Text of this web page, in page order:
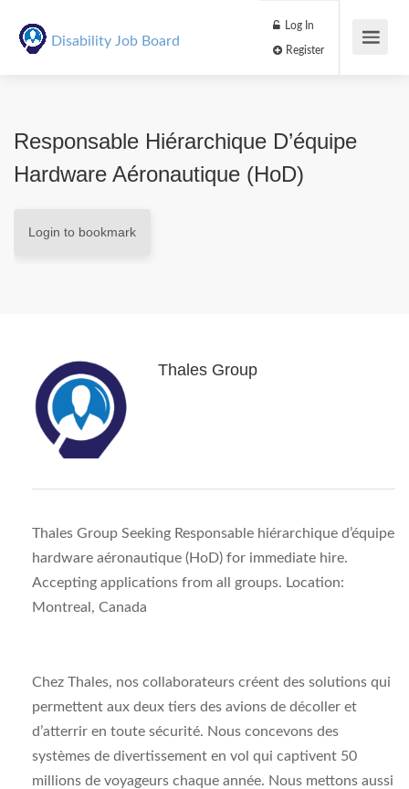
Disability Job Board
Log In
Responsable Hiérarchique D’équipe
Hardware Aéronautique (HoD)
Login to bookmark
Thales Group
Thales Group Seeking Responsable hiérarchique d’équipe
hardware aéronautique (HoD) for immediate hire.
Accepting applications from all groups. Location:
Montreal, Canada
Chez Thales, nos collaborateurs créent des solutions qui
permettent aux deux tiers des avions de décoller et
d’atterrir en toute sécurité. Nous concevons des
systèmes de divertissement en vol qui captivent 50
millions de voyageurs chaque année. Nous mettons aussi